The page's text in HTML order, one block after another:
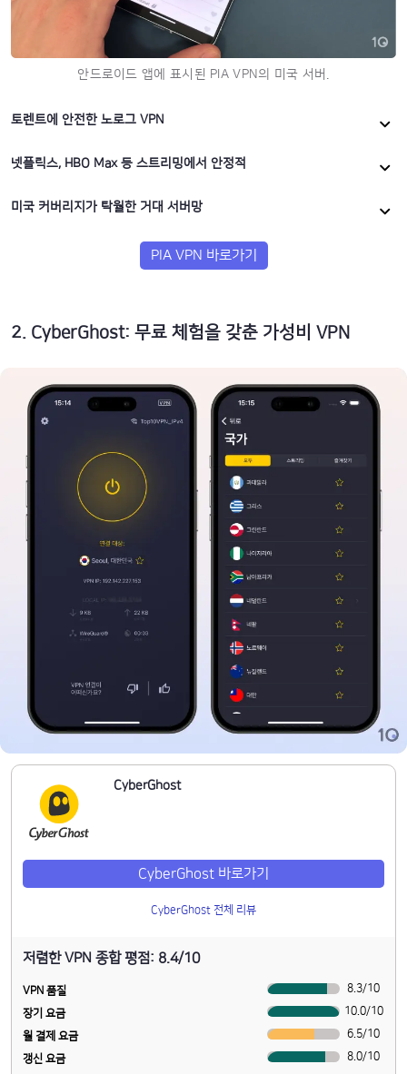
안드로이드 앱에 표시된 PIA VPN의 미국 서버.
토렌트에 안전한 노로그 VPN
넷플릭스, HBO Max 등 스트리밍에서 안정적
미국 커버리지가 탁월한 거대 서버망
PIA VPN 바로가기
2. CyberGhost: 무료 체험을 갖춘 가성비 VPN
CyberGhost
CyberGhost 바로가기
CyberGhost 전체 리뷰
저렴한 VPN 종합 평점: 8.4/10
VPN 품질 8.3/10
장기 요금 10.0/10
월 결제 요금 6.5/10
갱신 요금 8.0/10